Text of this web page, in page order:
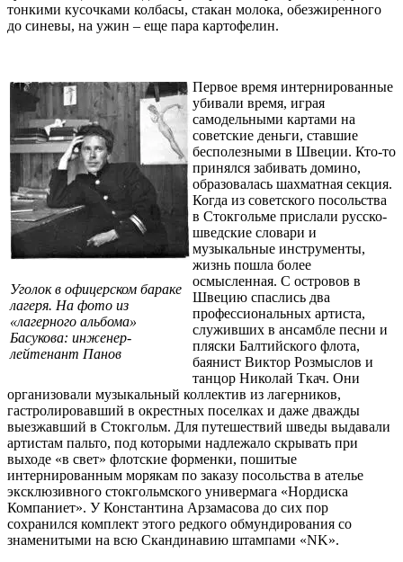
тонкими кусочками колбасы, стакан молока, обезжиренного
до синевы, на ужин – еще пара картофелин.
Уголок в офицерском бараке
лагеря. На фото из
«лагерного альбома»
Басукова: инженер-
лейтенант Панов
Первое время интернированные
убивали время, играя
самодельными картами на
советские деньги, ставшие
бесполезными в Швеции. Кто-то
принялся забивать домино,
образовалась шахматная секция.
Когда из советского посольства
в Стокгольме прислали русско-
шведские словари и
музыкальные инструменты,
жизнь пошла более
осмысленная. С островов в
Швецию спаслись два
профессиональных артиста,
служивших в ансамбле песни и
пляски Балтийского флота,
баянист Виктор Розмыслов и
танцор Николай Ткач. Они
организовали музыкальный коллектив из лагерников,
гастролировавший в окрестных поселках и даже дважды
выезжавший в Стокгольм. Для путешествий шведы выдавали
артистам пальто, под которыми надлежало скрывать при
выходе «в свет» флотские форменки, пошитые
интернированным морякам по заказу посольства в ателье
эксклюзивного стокгольмского универмага «Нордиска
Компаниет». У Константина Арзамасова до сих пор
сохранился комплект этого редкого обмундирования со
знаменитыми на всю Скандинавию штампами «NK».